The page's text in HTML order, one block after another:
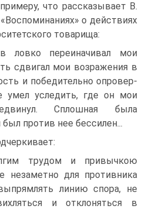
что рассказывает В.
о действиях
товарища:
ловко переиначивал мои
сдвигал мои возражения в
и победительно опровер-
умел уследить, где он мои
Сплошная была
против нее бессилен...
трудом и привычкою
незаметно для противника
линию спора, не
и отклоняться в